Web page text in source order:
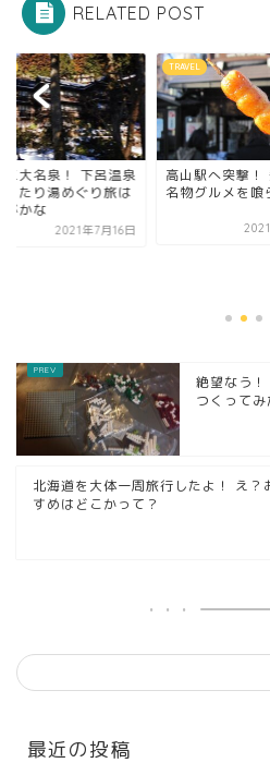
RELATED POST
三大名泉！ 下呂温泉
ったり湯めぐり旅は
がかな
2021年7月16日
TRAVEL
高山駅へ突撃！
名物グルメを喰
絶望なう
つくってみ
北海道を大体一周旅行したよ！ え？
すめはどこかって？
最近の投稿